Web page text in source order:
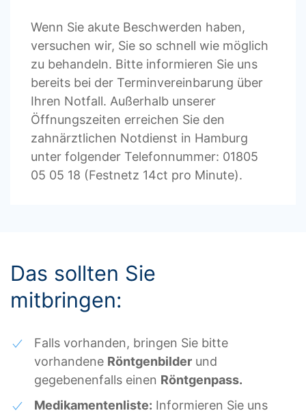
Wenn Sie akute Beschwerden haben,
versuchen wir, Sie so schnell wie möglich
zu behandeln. Bitte informieren Sie uns
bereits bei der Terminvereinbarung über
Ihren Notfall. Außerhalb unserer
Öffnungszeiten erreichen Sie den
zahnärztlichen Notdienst in Hamburg
unter folgender Telefonnummer: 01805
05 05 18 (Festnetz 14ct pro Minute).
Das sollten Sie
mitbringen:
Falls vorhanden, bringen Sie bitte
vorhandene Röntgenbilder und
gegebenenfalls einen Röntgenpass.
Medikamentenliste: Informieren Sie uns